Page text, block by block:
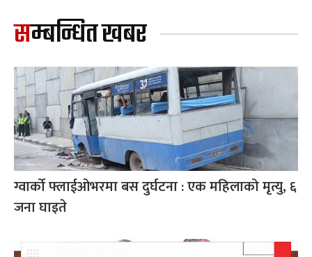
सम्बन्धित खबर
ग्वार्को फ्लाईओभरमा बस दुर्घटना : एक महिलाको मृत्यु, ६
जना घाइते